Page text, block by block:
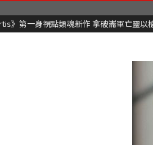
鋼鐵少女》快節奏肉鴿砍殺遊戲 只靠